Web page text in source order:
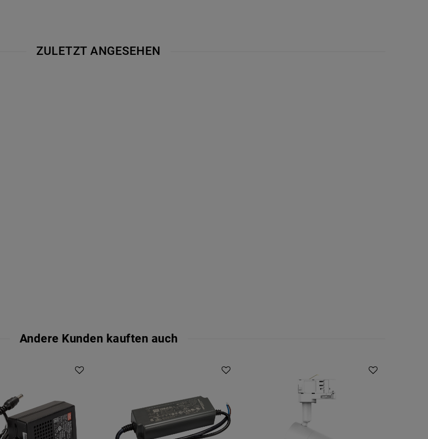
ZULETZT ANGESEHEN
Andere Kunden kauften auch